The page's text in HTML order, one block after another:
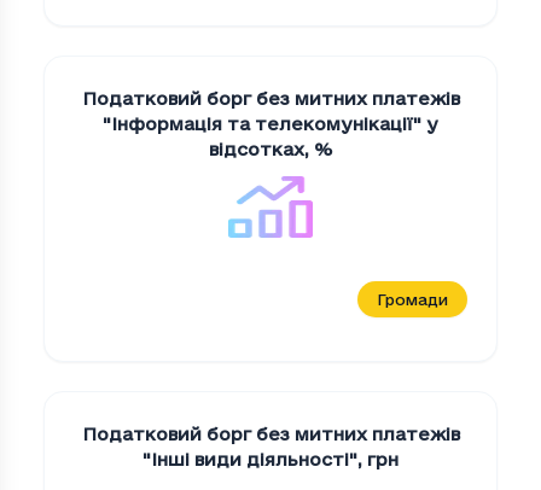
Податковий борг без митних платежів
"Iнформацiя та телекомунiкацiї" у
відсотках, %
Громади
Податковий борг без митних платежів
"Iншi види дiяльностi", грн